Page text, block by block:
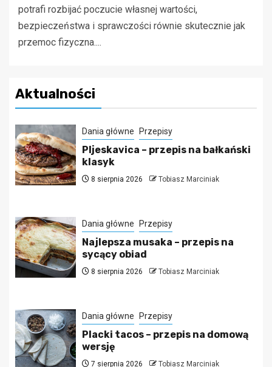
potrafi rozbijać poczucie własnej wartości,
bezpieczeństwa i sprawczości równie skutecznie jak
przemoc fizyczna....
Aktualności
Dania główne Przepisy
Pljeskavica – przepis na bałkański
klasyk
8 sierpnia 2026 Tobiasz Marciniak
Dania główne Przepisy
Najlepsza musaka – przepis na
sycący obiad
8 sierpnia 2026 Tobiasz Marciniak
Dania główne Przepisy
Placki tacos – przepis na domową
wersję
7 sierpnia 2026 Tobiasz Marciniak